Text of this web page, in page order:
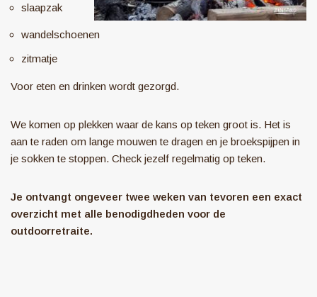
slaapzak
wandelschoenen
zitmatje
Voor eten en drinken wordt gezorgd.
We komen op plekken waar de kans op teken groot is. Het is
aan te raden om lange mouwen te dragen en je broekspijpen in
je sokken te stoppen. Check jezelf regelmatig op teken.
Je ontvangt ongeveer twee weken van tevoren een exact
overzicht met alle benodigdheden voor de
outdoorretraite.